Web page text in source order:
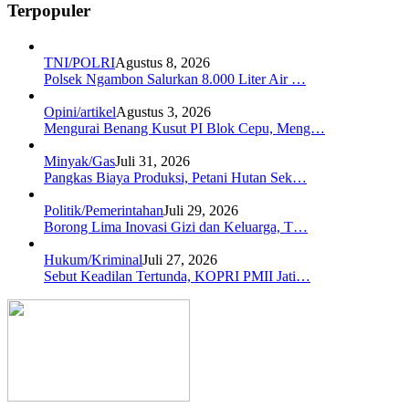
Terpopuler
TNI/POLRIAgustus 8, 2026
Polsek Ngambon Salurkan 8.000 Liter Air …
Opini/artikelAgustus 3, 2026
Mengurai Benang Kusut PI Blok Cepu, Meng…
Minyak/GasJuli 31, 2026
Pangkas Biaya Produksi, Petani Hutan Sek…
Politik/PemerintahanJuli 29, 2026
Borong Lima Inovasi Gizi dan Keluarga, T…
Hukum/KriminalJuli 27, 2026
Sebut Keadilan Tertunda, KOPRI PMII Jati…